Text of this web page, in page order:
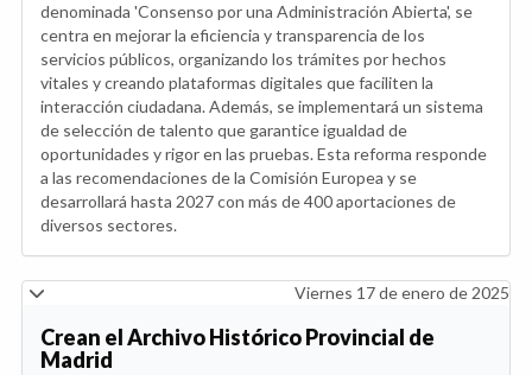
denominada 'Consenso por una Administración Abierta', se
centra en mejorar la eficiencia y transparencia de los
servicios públicos, organizando los trámites por hechos
vitales y creando plataformas digitales que faciliten la
interacción ciudadana. Además, se implementará un sistema
de selección de talento que garantice igualdad de
oportunidades y rigor en las pruebas. Esta reforma responde
a las recomendaciones de la Comisión Europea y se
desarrollará hasta 2027 con más de 400 aportaciones de
diversos sectores.
Viernes 17 de enero de 2025
Crean el Archivo Histórico Provincial de
Madrid